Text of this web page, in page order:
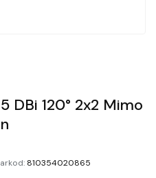
DBi 120° 2x2 Mimo
: 810354020865